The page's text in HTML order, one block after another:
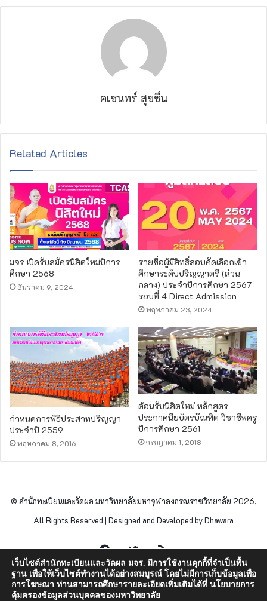
คเชนทร์ สุขชื่น
Related Articles
มจร เปิดรับสมัครนิสิตใหม่ปีการ
ศึกษา 2568
ธันวาคม 9, 2024
รายชื่อผู้มีสิทธิ์สอบคัดเลือกเข้า
ศึกษาระดับปริญญาตรี (ส่วน
กลาง) ประจำปีการศึกษา 2567
รอบที่ 4 Direct Admission
พฤษภาคม 23, 2024
กำหนดการพิธีประสาทปริญญา
ประจำปี 2559
พฤษภาคม 8, 2016
ต้อนรับนิสิตใหม่ หลักสูตร
ประกาศนียบัตรบัณฑิต วิชาชีพครู
ปีการศึกษา 2561
กรกฎาคม 1, 2018
© สำนักทะเบียนและวัดผล มหาวิทยาลัยมหาจุฬาลงกรณราชวิทยาลัย 2026,
All Rights Reserved | Designed and Developed by Dhawara
FacebookTwitterRSS
เว็บไซต์สำนักทะเบียนและวัดผล มจร. มีการใช้งานคุกกี้ที่จำเป็นพื้น
ฐาน เพื่อให้เว็บไซต์ทำงานได้อย่างสมบูรณ์ โดยไม่มีการเก็บข้อมูลเพื่อ
การโฆษณา ท่านสามารถศึกษารายละเอียดเพิ่มเติมได้ที่ นโยบายการ
คุ้มครองข้อมูลส่วนบุคคลของมหาวิทยาลัย